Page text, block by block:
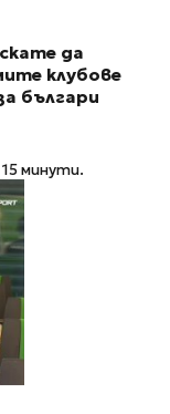
да
клубове
българи
минути.